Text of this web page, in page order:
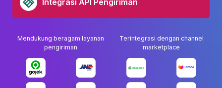
Integrasi API Pengiriman
Mendukung beragam layanan
pengiriman
Terintegrasi dengan channel
marketplace